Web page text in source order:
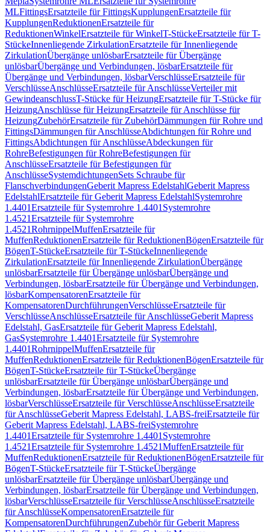
MLFittingsErsatzteile für FittingsKupplungenErsatzteile für
KupplungenReduktionenErsatzteile für
ReduktionenWinkelErsatzteile für WinkelT-StückeErsatzteile für T-
StückeInnenliegende ZirkulationErsatzteile für Innenliegende
ZirkulationÜbergänge unlösbarErsatzteile für Übergänge
unlösbarÜbergänge und Verbindungen, lösbarErsatzteile für
Übergänge und Verbindungen, lösbarVerschlüsseErsatzteile für
VerschlüsseAnschlüsseErsatzteile für AnschlüsseVerteiler mit
GewindeanschlussT-Stücke für HeizungErsatzteile für T-Stücke für
HeizungAnschlüsse für HeizungErsatzteile für Anschlüsse für
HeizungZubehörErsatzteile für ZubehörDämmungen für Rohre und
FittingsDämmungen für AnschlüsseAbdichtungen für Rohre und
FittingsAbdichtungen für AnschlüsseAbdeckungen für
RohreBefestigungen für RohreBefestigungen für
AnschlüsseErsatzteile für Befestigungen für
AnschlüsseSystemdichtungenSets Schraube für
FlanschverbindungenGeberit Mapress EdelstahlGeberit Mapress
EdelstahlErsatzteile für Geberit Mapress EdelstahlSystemrohre
1.4401Ersatzteile für Systemrohre 1.4401 Systemrohre
1.4521Ersatzteile für Systemrohre
1.4521RohrnippelMuffenErsatzteile für
MuffenReduktionenErsatzteile für ReduktionenBögenErsatzteile für
BögenT-StückeErsatzteile für T-StückeInnenliegende
ZirkulationErsatzteile für Innenliegende ZirkulationÜbergänge
unlösbarErsatzteile für Übergänge unlösbarÜbergänge und
Verbindungen, lösbarErsatzteile für Übergänge und Verbindungen,
lösbarKompensatorenErsatzteile für
KompensatorenDurchführungenVerschlüsseErsatzteile für
VerschlüsseAnschlüsseErsatzteile für AnschlüsseGeberit Mapress
Edelstahl, GasErsatzteile für Geberit Mapress Edelstahl,
GasSystemrohre 1.4401Ersatzteile für Systemrohre
1.4401RohrnippelMuffenErsatzteile für
MuffenReduktionenErsatzteile für ReduktionenBögenErsatzteile für
BögenT-StückeErsatzteile für T-StückeÜbergänge
unlösbarErsatzteile für Übergänge unlösbarÜbergänge und
Verbindungen, lösbarErsatzteile für Übergänge und Verbindungen,
lösbarVerschlüsseErsatzteile für VerschlüsseAnschlüsseErsatzteile
für AnschlüsseGeberit Mapress Edelstahl, LABS-freiErsatzteile für
Geberit Mapress Edelstahl, LABS-freiSystemrohre
1.4401Ersatzteile für Systemrohre 1.4401 Systemrohre
1.4521Ersatzteile für Systemrohre 1.4521MuffenErsatzteile für
MuffenReduktionenErsatzteile für ReduktionenBögenErsatzteile für
BögenT-StückeErsatzteile für T-StückeÜbergänge
unlösbarErsatzteile für Übergänge unlösbarÜbergänge und
Verbindungen, lösbarErsatzteile für Übergänge und Verbindungen,
lösbarVerschlüsseErsatzteile für VerschlüsseAnschlüsseErsatzteile
für AnschlüsseKompensatorenErsatzteile für
KompensatorenDurchführungenZubehör für Geberit Mapress